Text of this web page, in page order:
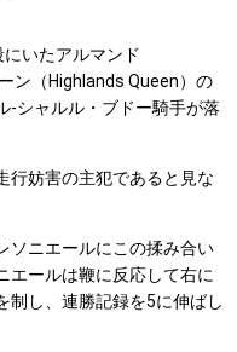
いたアルマンド
ン（Highlands Queen）の
-シャルル・ブドー騎手が落
妨害の主犯であると見な
ソニエールにこの揉み合い
エールは鞭に反応して右に
制し、連勝記録を5に伸ばし